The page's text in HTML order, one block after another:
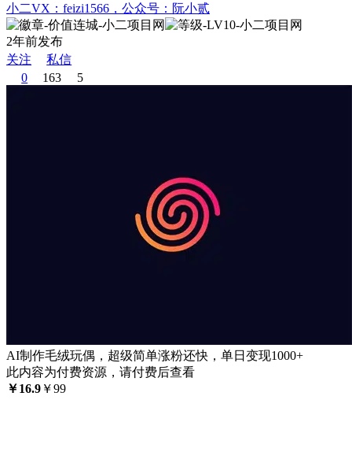
小二VX：feizi1566，公众号：阮小贰
2年前发布
关注
私信
0
163 5
AI制作毛绒玩偶，超级简单涨粉还快，单日变现1000+
此内容为付费资源，请付费后查看
￥16.9 ￥99